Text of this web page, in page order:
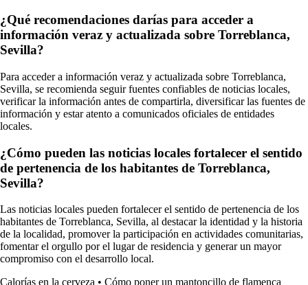
¿Qué recomendaciones darías para acceder a
información veraz y actualizada sobre Torreblanca,
Sevilla?
Para acceder a información veraz y actualizada sobre Torreblanca,
Sevilla, se recomienda seguir fuentes confiables de noticias locales,
verificar la información antes de compartirla, diversificar las fuentes de
información y estar atento a comunicados oficiales de entidades
locales.
¿Cómo pueden las noticias locales fortalecer el sentido
de pertenencia de los habitantes de Torreblanca,
Sevilla?
Las noticias locales pueden fortalecer el sentido de pertenencia de los
habitantes de Torreblanca, Sevilla, al destacar la identidad y la historia
de la localidad, promover la participación en actividades comunitarias,
fomentar el orgullo por el lugar de residencia y generar un mayor
compromiso con el desarrollo local.
Calorías en la cerveza • Cómo poner un mantoncillo de flamenca